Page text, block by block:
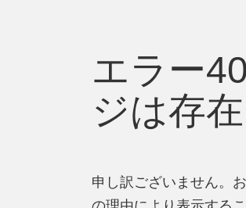
エラー
ジは存
申し訳ございません。